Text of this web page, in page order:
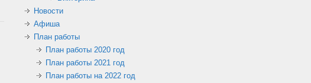
Новости
Афиша
План работы
План работы 2020 год
План работы 2021 год
План работы на 2022 год